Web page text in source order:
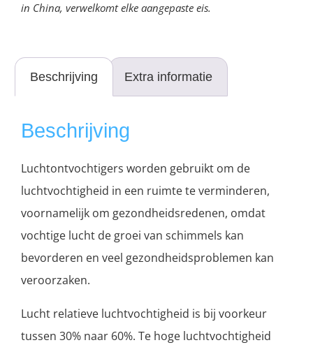
in China, verwelkomt elke aangepaste eis.
Beschrijving Extra informatie
Beschrijving
Luchtontvochtigers worden gebruikt om de
luchtvochtigheid in een ruimte te verminderen,
voornamelijk om gezondheidsredenen, omdat
vochtige lucht de groei van schimmels kan
bevorderen en veel gezondheidsproblemen kan
veroorzaken.
Lucht relatieve luchtvochtigheid is bij voorkeur
tussen 30% naar 60%. Te hoge luchtvochtigheid